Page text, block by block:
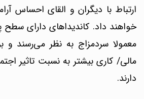
ارتباط با دیگران و القای احساس
خواهند داد. کاندیداهای دارای سطح
معمولا سردمزاج به نظر می‌رسند و
مالی/ کاری بیشتر به نسبت تاثیر
دارند.